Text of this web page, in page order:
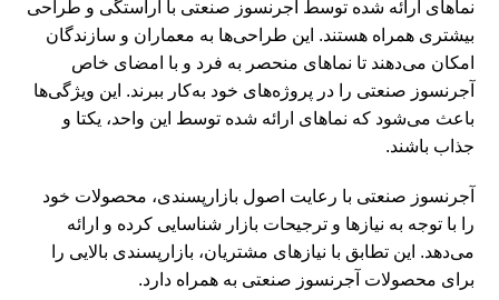
نماهای ارائه شده توسط آجرنسوز صنعتی با آراستگی و طراحی
بیشتری همراه هستند. این طراحی‌ها به معماران و سازندگان
امکان می‌دهند تا نماهای منحصر به فرد و با امضای خاص
آجرنسوز صنعتی را در پروژه‌های خود به‌کار ببرند. این ویژگی‌ها
باعث می‌شود که نماهای ارائه شده توسط این واحد، یکتا و
جذاب باشند.
آجرنسوز صنعتی با رعایت اصول بازارپسندی، محصولات خود
را با توجه به نیازها و ترجیحات بازار شناسایی کرده و ارائه
می‌دهد. این تطابق با نیازهای مشتریان، بازارپسندی بالایی را
برای محصولات آجرنسوز صنعتی به همراه دارد.